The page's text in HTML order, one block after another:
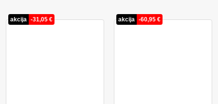
akcija -31,05 € akcija -60,95 €